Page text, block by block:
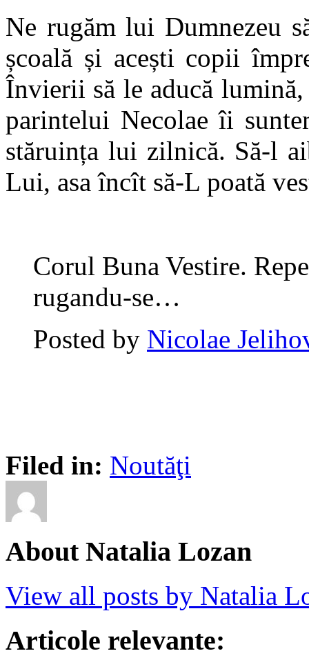
Ne rugăm lui Dumnezeu
școală și acești copii
Învierii să le aducă
parintelui Necolae îi
stăruința lui zilnică. Să-l
Lui, asa încît să-L poată
Corul Buna Vestire.
rugandu-se…
Posted by Nicolae
Filed in: Noutăţi
About Natalia Lozan
View all posts by Natalia
Articole relevante: